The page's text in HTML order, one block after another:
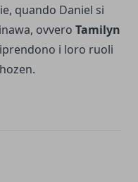
quando Daniel si
ovvero Tamilyn
i loro ruoli